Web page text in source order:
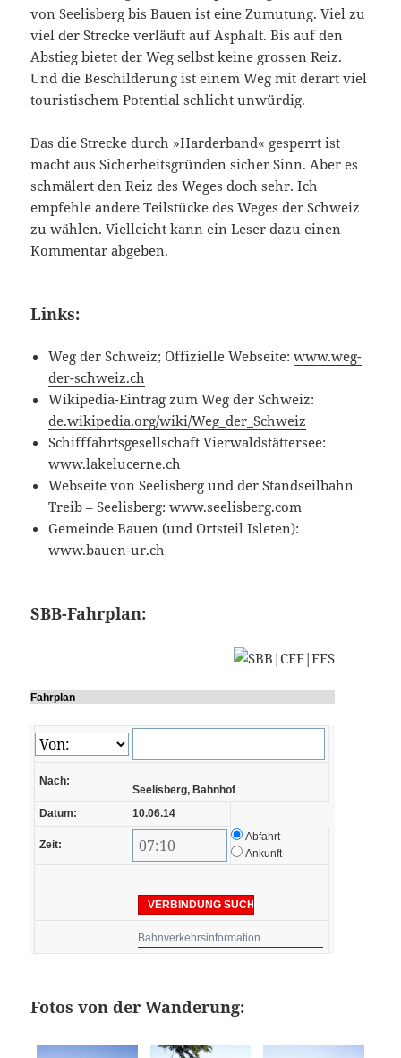
von Seelisberg bis Bauen ist eine Zumutung. Viel zu
viel der Strecke verläuft auf Asphalt. Bis auf den
Abstieg bietet der Weg selbst keine grossen Reiz.
Und die Beschilderung ist einem Weg mit derart viel
touristischem Potential schlicht unwürdig.
Das die Strecke durch »Harderband« gesperrt ist
macht aus Sicherheitsgründen sicher Sinn. Aber es
schmälert den Reiz des Weges doch sehr. Ich
empfehle andere Teilstücke des Weges der Schweiz
zu wählen. Vielleicht kann ein Leser dazu einen
Kommentar abgeben.
Links:
Weg der Schweiz; Offizielle Webseite:www.weg-
der-schweiz.ch
Wikipedia-Eintrag zum Weg der Schweiz:
de.wikipedia.org/wiki/Weg_der_Schweiz
Schifffahrtsgesellschaft Vierwaldstättersee:
www.lakelucerne.ch
Webseite von Seelisberg und der Standseilbahn
Treib – Seelisberg:www.seelisberg.com
Gemeinde Bauen (und Ortsteil Isleten):
www.bauen-ur.ch
SBB-Fahrplan:
Fahrplan
Nach:
Seelisberg, Bahnhof
Datum:
10.06.14
Zeit:
Abfahrt
Ankunft
Bahnverkehrsinformation
Fotos von der Wanderung: